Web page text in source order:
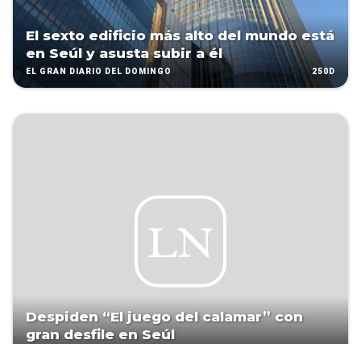
El sexto edificio más alto del mundo está
en Seúl y asusta subir a él
EL GRAN DIARIO DEL DOMINGO 250D
Despiden “El juego del calamar” con
gran desfile en Seúl